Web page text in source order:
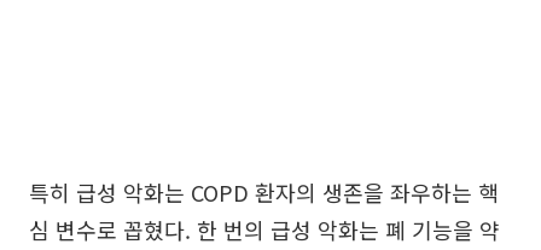
특히 급성 악화는 COPD 환자의 생존을 좌우하는 핵
심 변수로 꼽혔다. 한 번의 급성 악화는 폐 기능을 약